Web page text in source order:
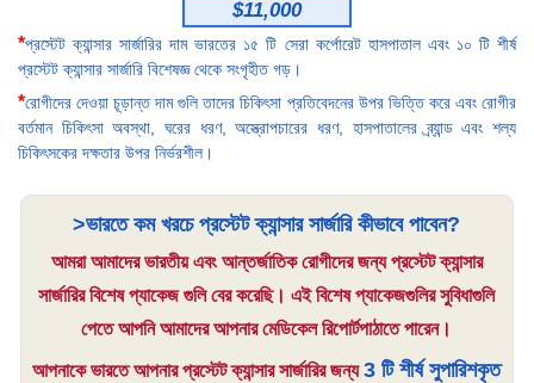
$11,000
*প্রস্টেট ক্যান্সার সার্জারির দাম ভারতের ১৫ টি সেরা কর্পোরেট হাসপাতাল এবং ১০ টি শীর্ষ
প্রস্টেট ক্যান্সার সার্জারি বিশেষজ্ঞ থেকে সংগৃহীত গড়।
*রোগীদের দেওয়া চূড়ান্ত দাম গুলি তাদের চিকিৎসা প্রতিবেদনের উপর ভিত্তি করে এবং রোগীর
বর্তমান চিকিৎসা অবস্থা, ঘরের ধরণ, অস্ত্রোপচারের ধরণ, হাসপাতালের ব্র্যান্ড এবং শল্য
চিকিৎসকের দক্ষতার উপর নির্ভরশীল।
>ভারতে কম খরচে প্রস্টেট ক্যান্সার সার্জারি কীভাবে পাবেন?
আমরা আমাদের ভারতীয় এবং আন্তর্জাতিক রোগীদের জন্য প্রস্টেট ক্যান্সার
সার্জারির বিশেষ প্যাকেজ গুলি বের করেছি। এই বিশেষ প্যাকেজগুলির সুবিধাগুলি
পেতে আপনি আমাদের আপনার মেডিকেল রিপোর্টপাঠাতে পারেন।
আপনাকে ভারতে আপনার প্রস্টেট ক্যান্সার সার্জারির জন্য3 টি শীর্ষ সুপারিশকৃত